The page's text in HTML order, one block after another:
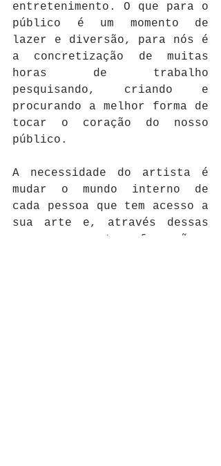
entretenimento. O que para o
público é um momento de
lazer e diversão, para nós é
a concretização de muitas
horas de trabalho
pesquisando, criando e
procurando a melhor forma de
tocar o coração do nosso
público.
A necessidade do artista é
mudar o mundo interno de
cada pessoa que tem acesso a
sua arte e, através dessas